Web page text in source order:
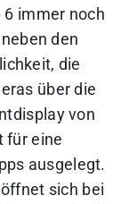
6 immer noch
den
die
über die
von
für eine
ausgelegt.
sich bei